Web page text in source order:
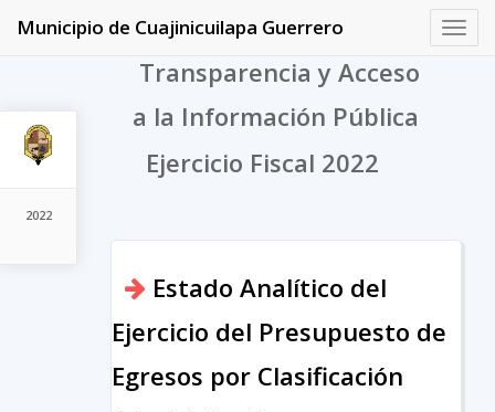
2022
Municipio de Cuajinicuilapa Guerrero
Transparencia y Acceso
a la Información Pública
Ejercicio Fiscal 2022
Estado Analítico del
Ejercicio del Presupuesto de
Egresos por Clasificación